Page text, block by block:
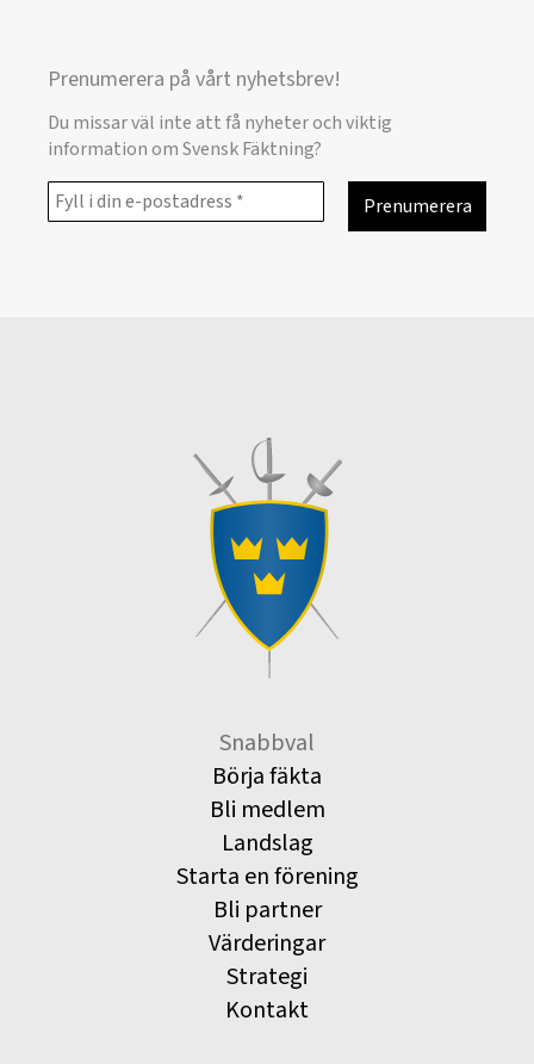
Prenumerera på vårt nyhetsbrev!
Du missar väl inte att få nyheter och viktig
information om Svensk Fäktning?
Snabbval
Börja fäkta
Bli medlem
Landslag
Starta en förening
Bli partner
Värderingar
Strategi
Kontakt